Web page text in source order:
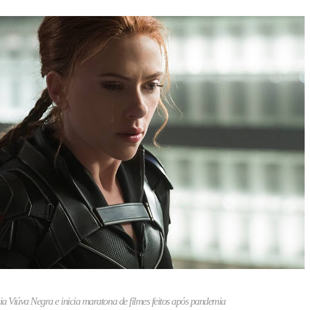
Viúva Negra e inicia maratona de filmes feitos após pandemia